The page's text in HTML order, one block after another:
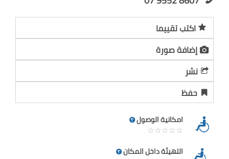
اكتب تقييما
إضافة صورة
نشر
حفظ
امكانية الوصول
التهيئة داخل المكان